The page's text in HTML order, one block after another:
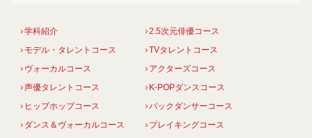
学科紹介
2.5次元俳優コース
モデル・タレントコース
TVタレントコース
ヴォーカルコース
アクターズコース
声優タレントコース
K-POPダンスコース
ヒップホップコース
バックダンサーコース
ダンス＆ヴォーカルコース
ブレイキングコース